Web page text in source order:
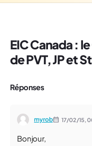
EIC Canada :
de PVT, JP et
Réponses
myrob 17/02/15,
Bonjour,